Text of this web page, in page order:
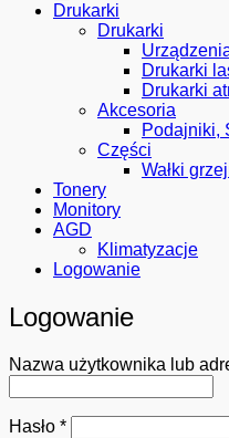
Drukarki
Drukarki
Drukarki
Drukarki
Akcesoria
Podajniki,
Części
Wałki
Tonery
Monitory
AGD
Klimatyzacje
Logowanie
Logowanie
Nazwa użytkownika lub
Hasło *Wymagane